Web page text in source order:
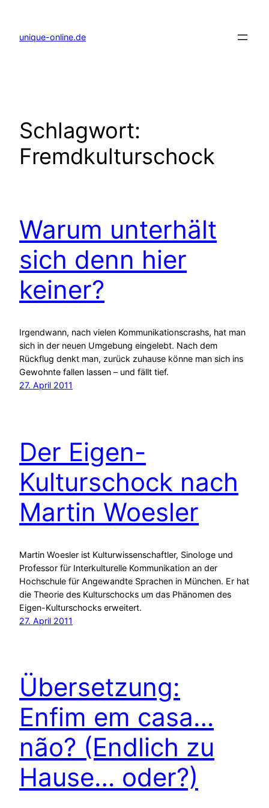
springen
unique-online.de
Schlagwort:
Fremdkulturschock
Warum unterhält
sich denn hier
keiner?
Irgendwann, nach vielen Kommunikationscrashs, hat man
sich in der neuen Umgebung eingelebt. Nach dem
Rückflug denkt man, zurück zuhause könne man sich ins
Gewohnte fallen lassen – und fällt tief.
27. April 2011
Der Eigen-
Kulturschock nach
Martin Woesler
Martin Woesler ist Kulturwissenschaftler, Sinologe und
Professor für Interkulturelle Kommunikation an der
Hochschule für Angewandte Sprachen in München. Er hat
die Theorie des Kulturschocks um das Phänomen des
Eigen-Kulturschocks erweitert.
27. April 2011
Übersetzung:
Enfim em casa…
não? (Endlich zu
Hause… oder?)